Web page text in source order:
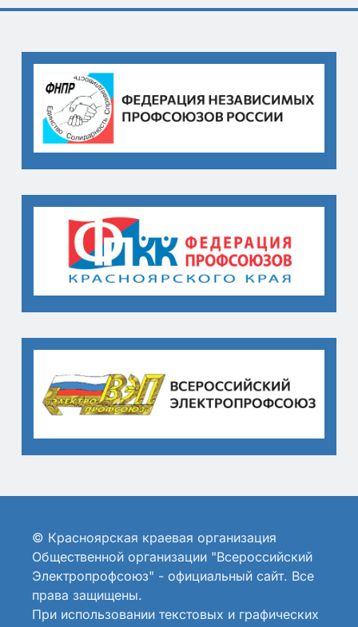
© Красноярская краевая организация
Общественной организации "Всероссийский
Электропрофсоюз" - официальный сайт. Все
права защищены.
При использовании текстовых и графических